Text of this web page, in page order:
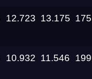
12.723 13.175
10.932 11.546